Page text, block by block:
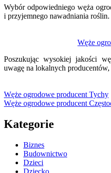
Wybór odpowiedniego węża
i przyjemnego nawadniania
Węże
Poszukując wysokiej jakości
uwagę na lokalnych
Węże ogrodowe producent Tychy
Węże ogrodowe producent
Kategorie
Biznes
Budownictwo
Dzieci